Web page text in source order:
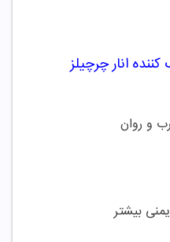
انار چرچیلز
و روان
بیشتر